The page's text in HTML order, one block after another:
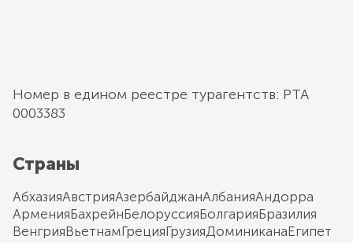
Номер в едином реестре турагентств: РТА
0003383
Страны
АбхазияАвстрияАзербайджанАлбанияАндорра
АрменияБахрейнБелоруссияБолгарияБразилия
ВенгрияВьетнамГрецияГрузияДоминиканаЕгипет